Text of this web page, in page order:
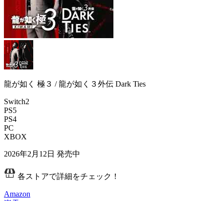
龍が如く 極３ / 龍が如く３外伝 Dark Ties
Switch2
PS5
PS4
PC
XBOX
2026年2月12日 発売中
各ストアで詳細をチェック！
Amazon